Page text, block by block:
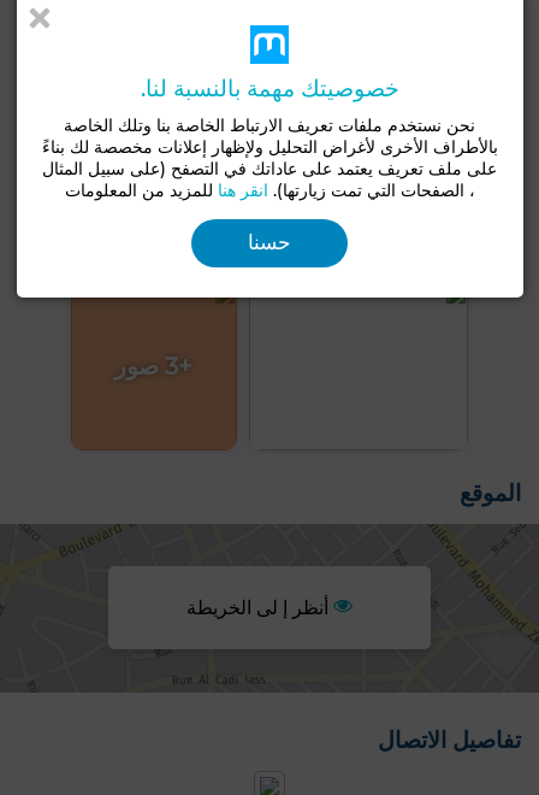
+3 صور
الموقع
أنظر إ لى الخريطة
تفاصيل الاتصال
خصوصيتك مهمة بالنسبة لنا.
نحن نستخدم ملفات تعريف الارتباط الخاصة بنا وتلك الخاصة
بالأطراف الأخرى لأغراض التحليل ولإظهار إعلانات مخصصة لك بناءً
على ملف تعريف يعتمد على عاداتك في التصفح (على سبيل المثال
، الصفحات التي تمت زيارتها). انقر هنا للمزيد من المعلومات
حسنا